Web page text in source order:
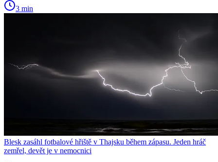
3 min
Blesk zasáhl fotbalové hřiště v Thajsku během zápasu. Jeden hráč
zemřel, devět je v nemocnici